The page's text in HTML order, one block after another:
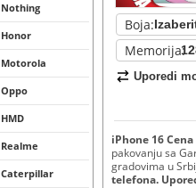
Nothing
Honor
Motorola
Oppo
HMD
Realme
Caterpillar
Boja:
Memorija:
Uporedi
iPhone 16
pakovanju sa
gradovima u
telefona.